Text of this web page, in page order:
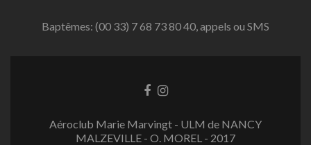
Baptêmes: (00 33) 7 68 73 80 40, appels ou SMS
L
n
L
n
Aéroclub Marie Marvingt - ULM de NANCY
MALZEVILLE - O. MOREL - 2017